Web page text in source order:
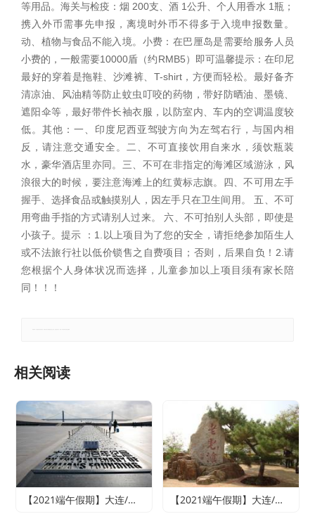
等用品。海关与检疫：烟 200支、酒 1公升、个人用香水 1瓶；
携入外币需事先申报，离境时外币不得多于入境申报数量。
动、植物与食品不能入境。小费：在巴厘岛是需要给服务人员
小费的，一般需要10000盾（约RMB5）即可温馨提示：在印尼
最好的穿着是拖鞋、沙滩裤、T-shirt，方便而轻松。最好备齐
清凉油、风油精等防止蚊虫叮咬的药物，带好防晒油、墨镜、
遮阳伞等，最好带件长袖衣服，以防室内、车内的空调温度较
低。其他：一、印度尼西亚驾驶方向为左驾右行，与国内相
反，请注意交通安全。二、不可直接饮用自来水，须饮瓶装
水，豪华酒店里亦同。三、不可在非指定的海滩区域游泳，风
浪很大的时候，要注意海滩上的红黄标志旗。四、不可用左手
握手、选择食品或触摸别人，因左手只在卫生间用。 五、不可
用弯曲手指的方式请别人过来。 六、不可拍别人头部，即使是
小孩子。提示 ：1.以上项目为了您的安全，请拒绝参加陌生人
或不法旅行社以低价锁售之自费项目；否则，后果自负！2.请
您根据个人身体状况而选择，儿童参加以上项目须有家长陪
同！！！
相关阅读
【2021端午假期】大连/魅力旅顺/情迷威尼斯纯玩双船四日游 【2021端午假期】大连/老虎滩海洋公园或森林动物园（2选1）/旅顺精品纯玩双船四日游（含老虎滩海洋五馆套票、旅顺潜艇博物馆+巡航体验）